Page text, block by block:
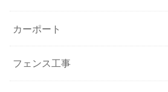
カーポート
フェンス工事